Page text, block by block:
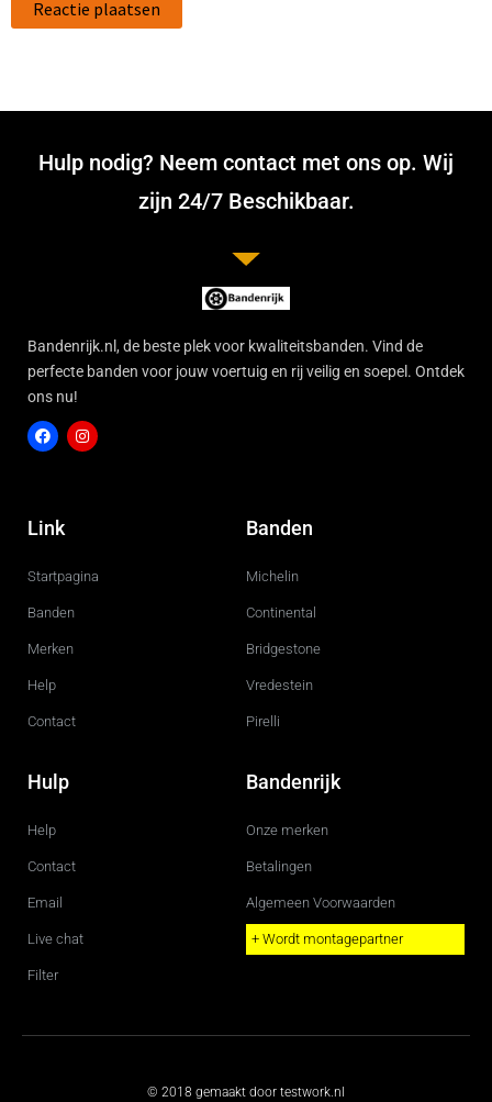
Hulp nodig? Neem contact met ons op. Wij
zijn 24/7 Beschikbaar.
Bandenrijk.nl, de beste plek voor kwaliteitsbanden. Vind de
perfecte banden voor jouw voertuig en rij veilig en soepel. Ontdek
ons nu!
c
e
o
g
r
Link
Startpagina
Banden
Merken
Help
Contact
Banden
Michelin
Continental
Bridgestone
Vredestein
Pirelli
Hulp
Help
Contact
Email
Live chat
Filter
Bandenrijk
Onze merken
Betalingen
Algemeen Voorwaarden
+ Wordt montagepartner
© 2018 gemaakt door testwork.nl